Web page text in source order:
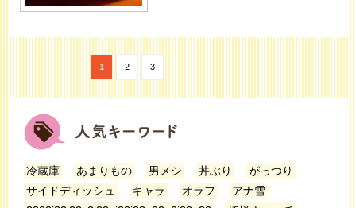
1 2 3
冷蔵庫 あまりもの 男メシ 丼ぶり
がっつり
サイドディッシュ
キャラ オラフ
アナ雪